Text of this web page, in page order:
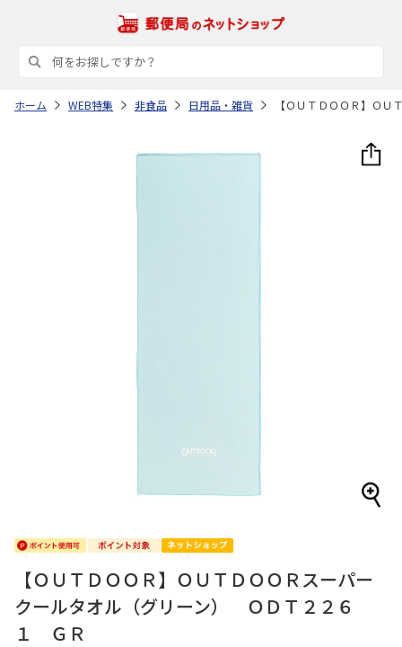
ホーム WEB特集 非食品 日用品・雑貨 【ＯＵＴＤＯＯＲ】Ｏ
【ＯＵＴＤＯＯＲ】ＯＵＴＤＯＯＲスーパー
クールタオル（グリーン） ＯＤＴ２２６
１ ＧＲ